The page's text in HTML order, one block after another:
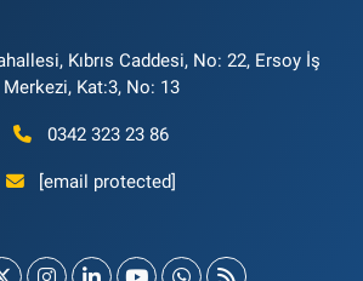
Kıbrıs Caddesi, No: 22, Ersoy İş
Merkezi, Kat:3, No: 13
0342 323 23 86
[email protected]